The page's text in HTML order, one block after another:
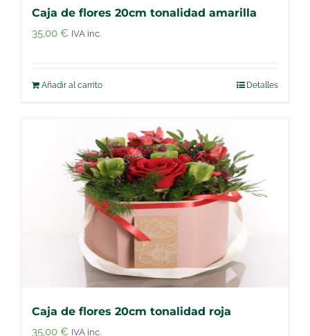
Caja de flores 20cm tonalidad amarilla
35,00 € IVA inc.
Añadir al carrito Detalles
Caja de flores 20cm tonalidad roja
35,00 € IVA inc.